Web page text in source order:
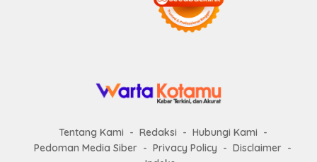
Tentang Kami Redaksi
Hubungi Kami
Pedoman Media Siber
Privacy Policy
Disclaimer